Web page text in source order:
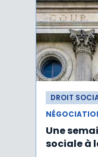
DROIT
Une
sociale à